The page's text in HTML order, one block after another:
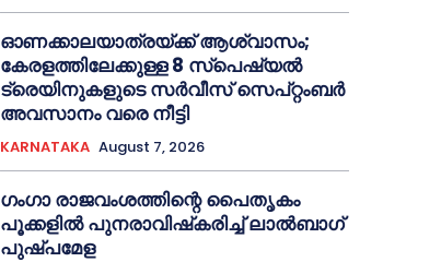
ഓണക്കാലയാത്രയ്ക്ക് ആശ്വാസം;
കേരളത്തിലേക്കുള്ള 8 സ്പെഷ്യൽ
ട്രെയിനുകളുടെ സർവീസ് സെപ്റ്റംബർ
അവസാനം വരെ നീട്ടി
KARNATAKA August 7, 2026
ഗംഗാ രാജവംശത്തിന്റെ പൈതൃകം
പൂക്കളിൽ പുനരാവിഷ്‌കരിച്ച് ലാൽബാഗ്
പുഷ്പമേള